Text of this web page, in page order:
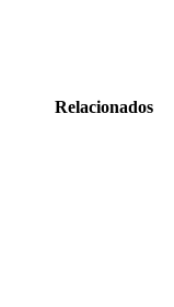
Relacionados